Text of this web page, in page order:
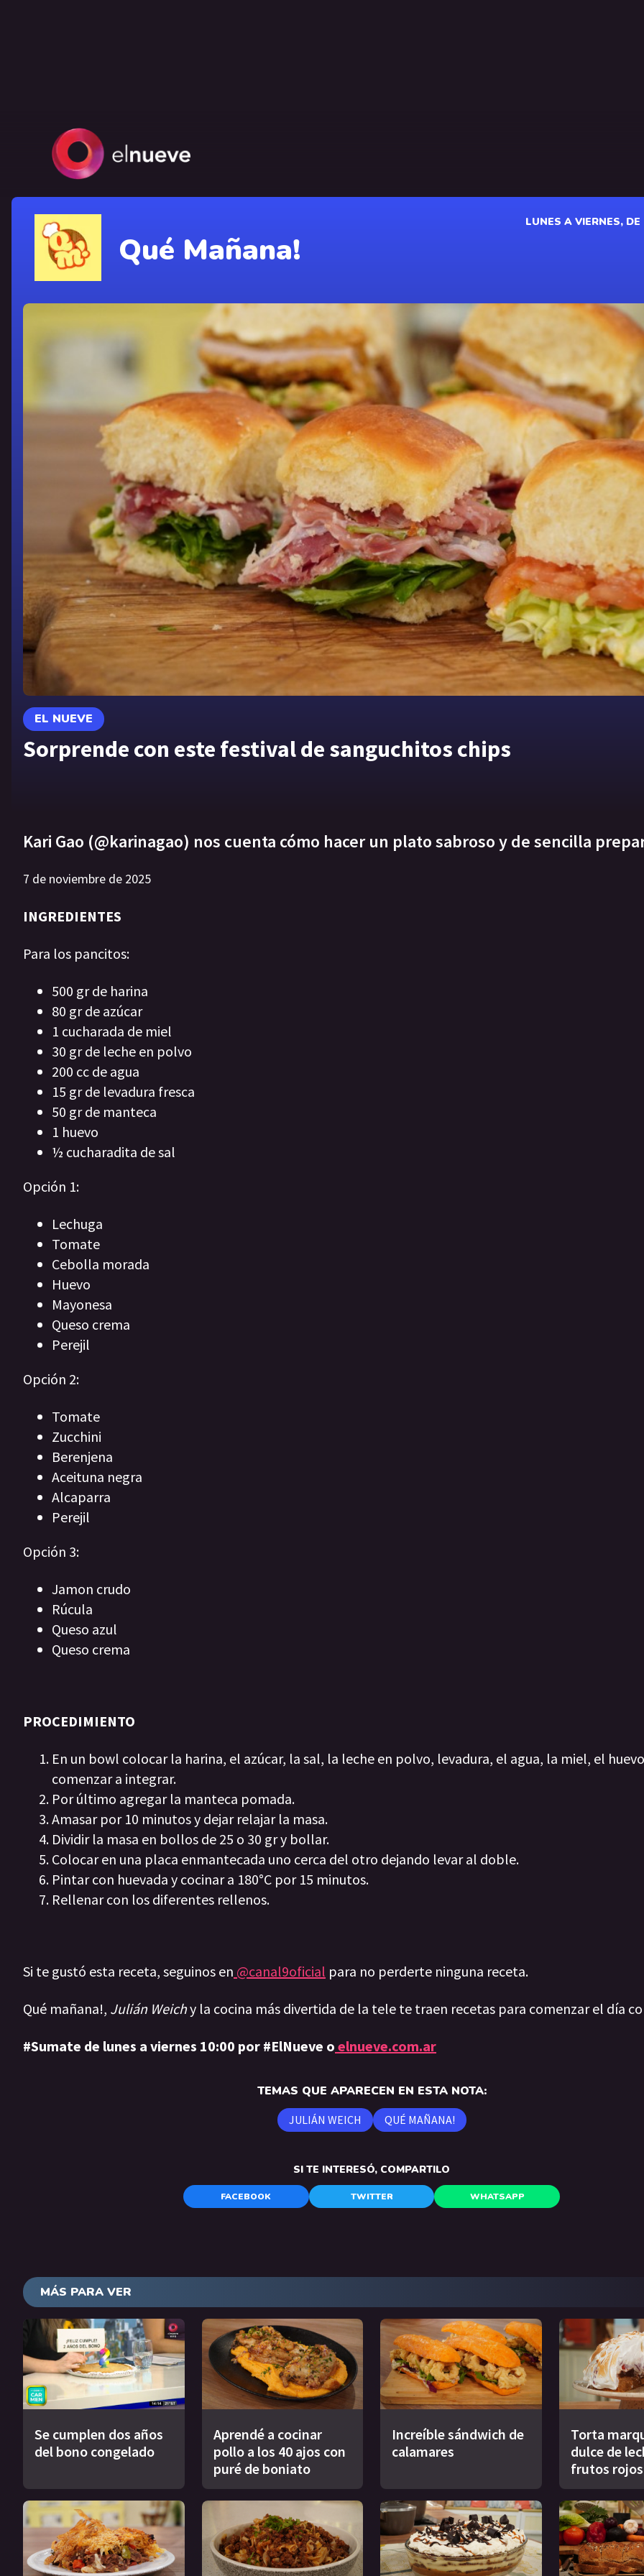
Qué Mañana!
LUNES A VIERNES,
EL NUEVE
Sorprende con este festival de sanguchitos chips
Kari Gao (@karinagao) nos cuenta cómo hacer un plato sabroso y de sencilla
7 de noviembre de 2025
INGREDIENTES
Para los pancitos:
500 gr de harina
80 gr de azúcar
1 cucharada de miel
30 gr de leche en polvo
200 cc de agua
15 gr de levadura fresca
50 gr de manteca
1 huevo
½ cucharadita de sal
Opción 1:
Lechuga
Tomate
Cebolla morada
Huevo
Mayonesa
Queso crema
Perejil
Opción 2:
Tomate
Zucchini
Berenjena
Aceituna negra
Alcaparra
Perejil
Opción 3:
Jamon crudo
Rúcula
Queso azul
Queso crema
PROCEDIMIENTO
En un bowl colocar la harina, el azúcar, la sal, la leche en polvo, levadura, el agua, la miel, el
comenzar a integrar.
Por último agregar la manteca pomada.
Amasar por 10 minutos y dejar relajar la masa.
Dividir la masa en bollos de 25 o 30 gr y bollar.
Colocar en una placa enmantecada uno cerca del otro dejando levar al doble.
Pintar con huevada y cocinar a 180°C por 15 minutos.
Rellenar con los diferentes rellenos.
Si te gustó esta receta, seguinos en @canal9oficial para no perderte ninguna receta.
Qué mañana!, Julián Weichy la cocina más divertida de la tele te traen recetas para comenzar el día
#Sumate de lunes a viernes 10:00 por #ElNueve o elnueve.com.ar
TEMAS QUE APARECEN EN ESTA NOTA:
JULIÁN WEICH QUÉ MAÑANA!
SI TE INTERESÓ, COMPARTILO
FACEBOOK TWITTER WHATSAPP
MÁS PARA VER
Se cumplen dos años
del bono congelado
Aprendé a cocinar
pollo a los 40 ajos con
puré de boniato
Increíble sándwich de
calamares
Torta
dulce de
frutos rojos